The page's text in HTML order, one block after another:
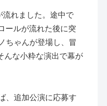
流れました。途中で
ールが流れた後に突
ちゃんが登場し、冒
な小粋な演出で幕が
、追加公演に応募す